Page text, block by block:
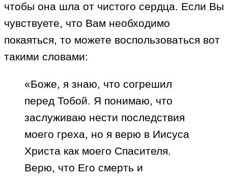
чтобы она шла от чистого сердца. Если Вы
чувствуете, что Вам необходимо
покаяться, то можете воспользоваться вот
такими словами:
«Боже, я знаю, что согрешил
перед Тобой. Я понимаю, что
заслуживаю нести последствия
моего греха, но я верю в Иисуса
Христа как моего Спасителя.
Верю, что Его смерть и